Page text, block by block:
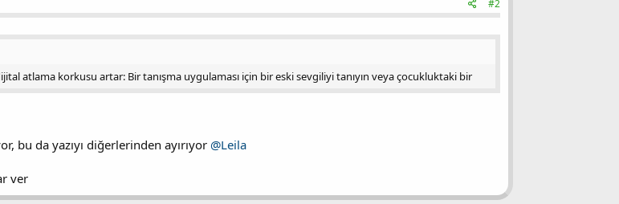
#2
dijital atlama korkusu artar: Bir tanışma uygulaması için bir eski sevgiliyi tanıyın veya çocukluktaki bir
bu da yazıyı diğerlerinden ayırıyor @Leila
ver